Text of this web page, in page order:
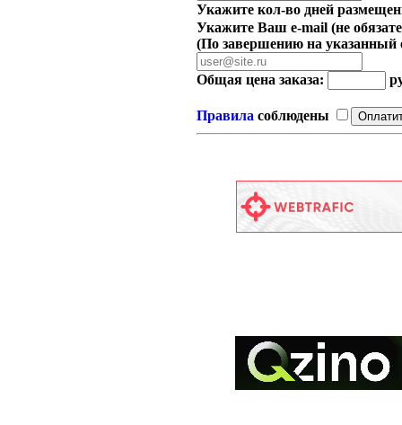
Укажите кол-во дней
Укажите Ваш e-mail (не
(По завершению на указанный
Общая цена заказа:
Правила соблюдены